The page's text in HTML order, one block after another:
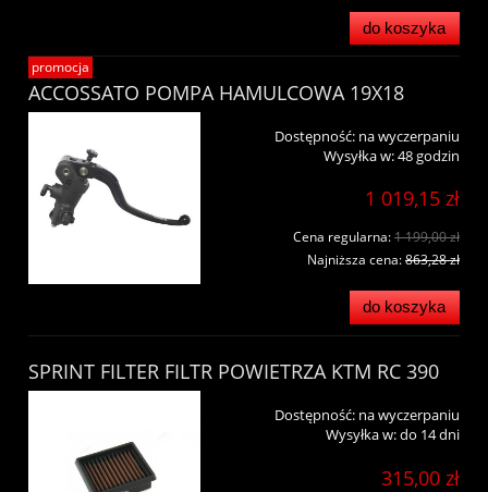
do koszyka
ACCOSSATO POMPA HAMULCOWA 19X18
Dostępność: na wyczerpaniu
Wysyłka w:48 godzin
1 019,15 zł
Cena regularna:1 199,00 zł
Najniższa cena:863,28 zł
do koszyka
promocja
SPRINT FILTER FILTR POWIETRZA KTM RC 390
Dostępność: na wyczerpaniu
Wysyłka w:do 14 dni
315,00 zł